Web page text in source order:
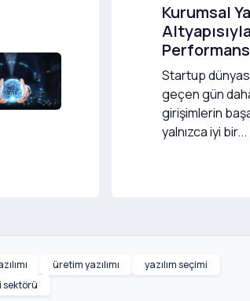
Kurumsal
Startup
geçen gün
girişimlerin
yalnızca iyi bir...
üretim yazılımı
yazılım seçimi
sektörü